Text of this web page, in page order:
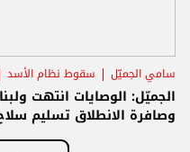
سامي الجميّل سقوط نظام الأسد
الجميّل: الوصايات انتهت
وصافرة الانطلاق تسليم